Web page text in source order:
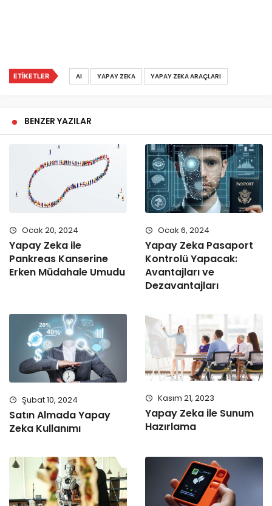
ETIKETLER AI YAPAY ZEKA YAPAY ZEKA ARAÇLARI
BENZER YAZILAR
Ocak 20, 2024
Yapay Zeka ile
Pankreas Kanserine
Erken Müdahale Umudu
Ocak 6, 2024
Yapay Zeka Pasaport
Kontrolü Yapacak:
Avantajları ve
Dezavantajları
Şubat 10, 2024
Satın Almada Yapay
Zeka Kullanımı
Kasım 21, 2023
Yapay Zeka ile Sunum
Hazırlama